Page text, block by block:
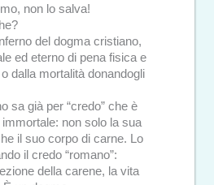
non lo salva!
del dogma cristiano,
ed eterno di pena fisica e
dalla mortalità donandogli
sa già per “credo” che è
non solo la sua
il suo corpo di carne. Lo
il credo “romano”:
della carene, la vita